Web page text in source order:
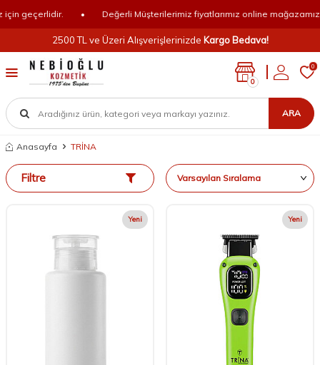
• Değerli Müşterilerimiz fiyatlarımız online mağazamız için
2500 TL ve Üzeri Alışverişlerinizde Kargo Bedava!
ARA
0
0
Anasayfa TRİNA
Filtre
Yeni Yeni